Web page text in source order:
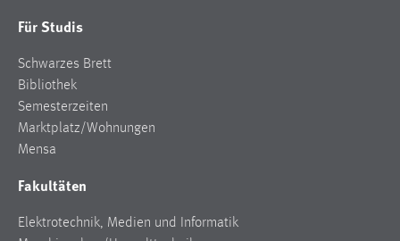
Für Studis
Schwarzes Brett
Bibliothek
Semesterzeiten
Marktplatz/Wohnungen
Mensa
Fakultäten
Elektrotechnik, Medien und Informatik